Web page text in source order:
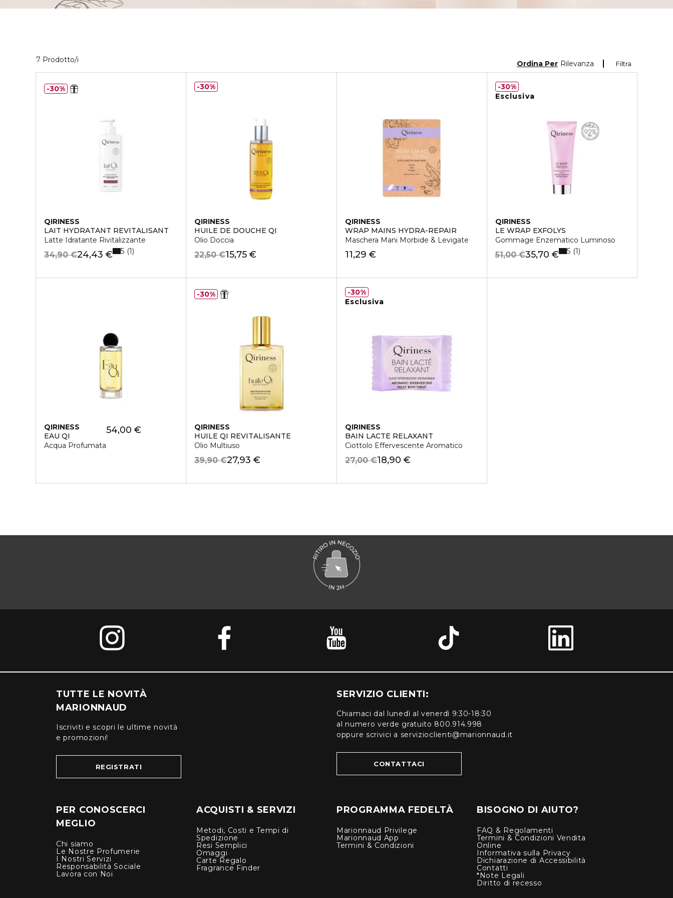
7 Prodotto/i Filtra
Ordina Per Rilevanza
QIRINESS
LAIT HYDRATANT REVITALISANT
Latte Idratante Rivitalizzante
24,43 €
34,90 € 5 1
30%
QIRINESS
HUILE DE DOUCHE QI
Olio Doccia
15,75 €
22,50 €
30%
QIRINESS
WRAP MAINS HYDRA-REPAIR
Maschera Mani Morbide & Levigate
11,29 €
Esclusiva
QIRINESS
LE WRAP EXFOLYS
Gommage Enzematico Luminoso
35,70 €
51,00 € 5 1
30%
QIRINESS
EAU QI
Acqua Profumata
54,00 €
QIRINESS
HUILE QI REVITALISANTE
Olio Multiuso
27,93 €
39,90 €
30%
Esclusiva
QIRINESS
BAIN LACTÉ RELAXANT
Ciottolo Effervescente Aromatico
18,90 €
27,00 €
30%
TUTTE LE NOVITÀ
MARIONNAUD
Iscriviti e scopri le ultime novità
e promozioni!
REGISTRATI
SERVIZIO CLIENTI:
Chiamaci dal lunedì al venerdì 9:30-18:30
al numero verde gratuito 800.914.998
oppure scrivici a servizioclienti@marionnaud.it
CONTATTACI
PER CONOSCERCI
MEGLIO
Chi siamo
Le Nostre Profumerie
I Nostri Servizi
Responsabilità Sociale
Lavora con Noi
ACQUISTI & SERVIZI
Metodi, Costi e Tempi di
Spedizione
Resi Semplici
Omaggi
Carte Regalo
Fragrance Finder
PROGRAMMA FEDELTÀ
Marionnaud Privilege
Marionnaud App
Termini & Condizioni
BISOGNO DI AIUTO?
FAQ & Regolamenti
Termini & Condizioni Vendita
Online
Informativa sulla Privacy
Dichiarazione di Accessibilità
Contatti
*Note Legali
Diritto di recesso